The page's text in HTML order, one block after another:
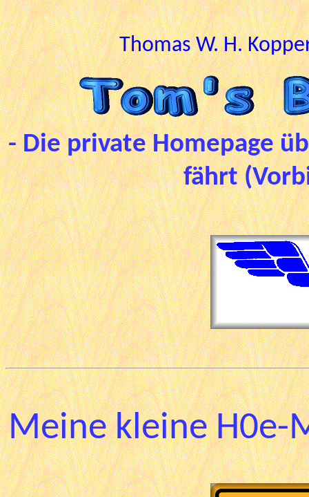
Thomas W. H.
- Die private Homepage
fährt
Meine kleine H0e-